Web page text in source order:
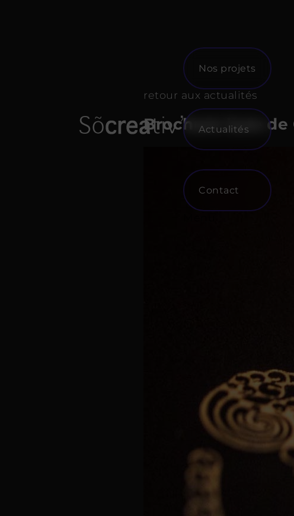
Nos projets
Actualités
Contact
retour aux actualités
Brochure luxe de